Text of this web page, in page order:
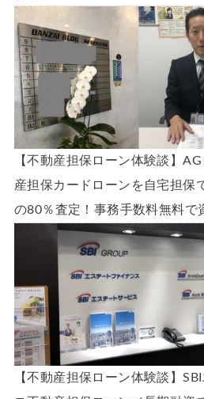
【不動産担保ローン体験談】
産担保カードローンを自宅担保
の80％査定！事務手数料無料で
【不動産担保ローン体験談】